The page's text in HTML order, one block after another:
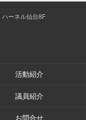
ーネル仙台8F
活動紹介
議員紹介
お問合せ